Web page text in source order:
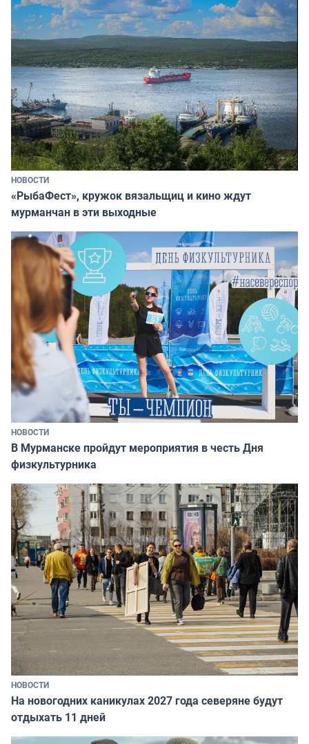
НОВОСТИ
«РыбаФест», кружок вязальщиц и кино ждут
мурманчан в эти выходные
НОВОСТИ
В Мурманске пройдут мероприятия в честь Дня
физкультурника
НОВОСТИ
На новогодних каникулах 2027 года северяне будут
отдыхать 11 дней